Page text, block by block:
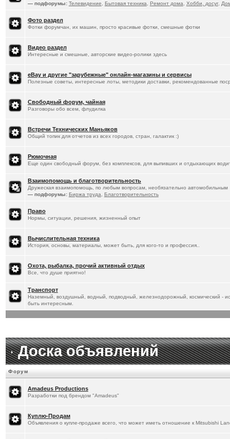
— подфорумы: Телевидение Бытовая техника Ремонт дома Хобби, досуг,
Фото раздел
Фотки форумчан, их машин, просто красивые фотки, смешные фотки
Видео раздел
Интересные и смешные, авторские видео-ролики здесь
eBay и другие "зарубежные" онлайн-магазины и сервисы
Полезные советы, интересные лоты, методики доставки, рекомендованные
Свободный форум, чайная
Разговоры обо всем, флудилка
Встречи Технических Маньяков
Общий топик для отчетов из всех городов, стран, галактик :)
Рюмочная
Еще один свободный форум, без комплексов, для выпивших и отдыхающих
Взаимопомощь и благотворительность
Дружеская взаимопомощь, по любым вопросам, необязательно автомобильным
— подфорумы: Биржа труда Благотворительность
Право
Нормы, ситуации, решения, жизненный опыт
Вычислительная техника
История, основы, материалы, может быть, для кого-то и профессия..
Охота, рыбалка, прочий активный отдых
Все, что душе приятно!
Транспорт
Наземный, воздушный, водный, подводный, железнодорожный, космический -
быть интересным.
Доска объявлений
Форум
Amadeus Productions
Разработки под брендом "Amadeus"
Куплю-Продам
Объявления о купле-продаже всего, что может иметь отношение к Mitsubishi